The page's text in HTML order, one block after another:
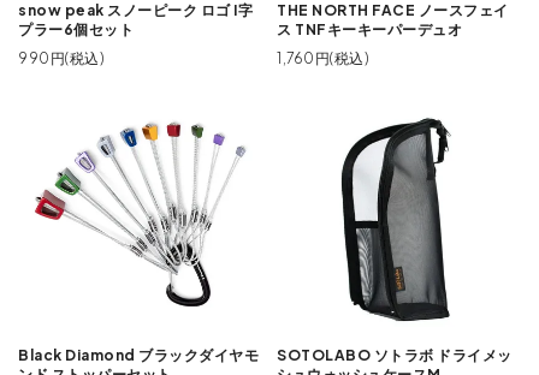
snow peak スノーピーク ロゴ I字
プラー6個セット
990円(税込)
THE NORTH FACE ノースフェイ
ス TNFキーキーパーデュオ
1,760円(税込)
Black Diamond ブラックダイヤモ
SOTOLABO ソトラボ ドライメッ